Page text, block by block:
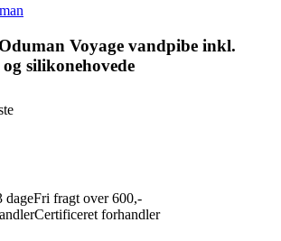
Voyage vandpibe inkl.
silikonehovede
dageFri fragt over 600,-
Certificeret forhandler